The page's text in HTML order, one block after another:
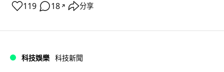
119 18 ↗ 分享
科技娛樂 科技新聞